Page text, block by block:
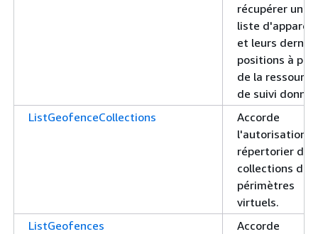
récupérer une
liste
et leurs
positions à
de la ressource
de suivi donnée
ListGeofenceCollections
Accorde
l'autorisation
répertorier des
collections de
périmètres
virtuels.
ListGeofences
Accorde